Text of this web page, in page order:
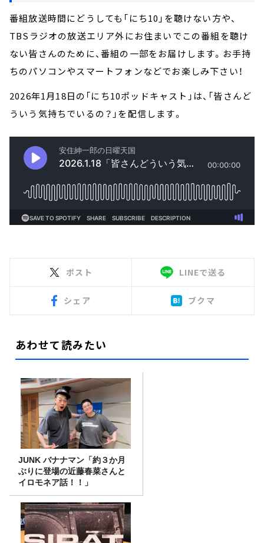
番組放送時間にどうしても「にち10」を聴けない方や、
TBSラジオの放送エリア外にお住まいでこの番組を聴け
ない皆さんのために、番組の一部をお届けします。お手持
ちのパソコンやスマートフォンなどでお楽しみ下さい！
2026年1月18日の「にち10ポッドキャスト」は、「皆さんど
ういう気持ちでいるの？」を配信します。
ポスト LINEで送る
シェア ブクマ
あわせて読みたい
JUNK バナナマン「約３か月
ぶりに登場の近藤春菜さんと
イロモネア話！！」